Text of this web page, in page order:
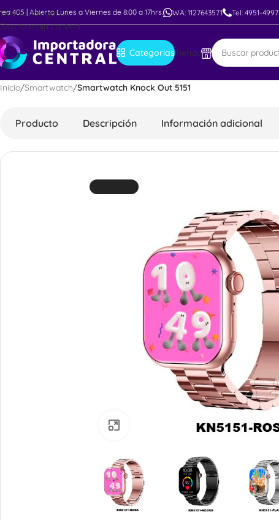
Skip to navigation
Skip to main content
405 | Abierto Lunes a Viernes de 8:00 a 17hrs. WA: 1127643571 Tel: 4951-4997
Categorias
Digitales
Analógicos
Tienda
Inicio/Smartwatch/Smartwatch Knock Out 5151
Producto Descripción Información adicional